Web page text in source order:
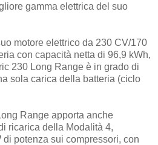
gamma elettrica del suo
motore elettrico da 230 CV/170
con capacità netta di 96,9 kWh,
230 Long Range è in grado di
sola carica della batteria (ciclo
Range apporta anche
ricarica della Modalità 4,
potenza sui compressori, con